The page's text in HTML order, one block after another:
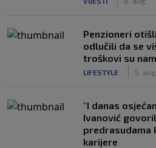
Penzioneri
odlučili da se
troškovi su
LIFESTYLE 5. aug.
"I danas
Ivanović
predrasudama
karijere